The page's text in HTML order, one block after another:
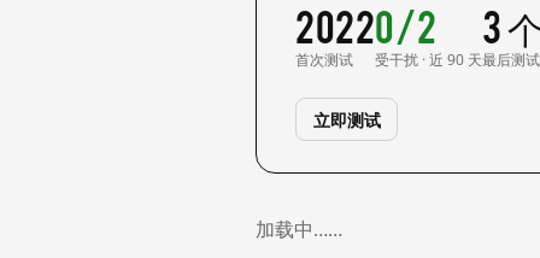
2022
首次测试
0/2
受干扰 · 近 90 天
3
最后测试
立即测试
加载中……